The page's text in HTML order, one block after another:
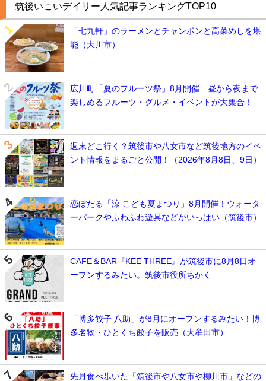
筑後いこいデイリー人気記事ランキングTOP10
「七九軒」のラーメンとチャンポンと高菜めしを堪
能（大川市）
広川町「夏のフルーツ祭」8月開催 昼から夜まで
楽しめるフルーツ・グルメ・イベントが大集合！
週末どこ行く？筑後市や八女市など筑後地方のイベ
ント情報をまるごと公開！（2026年8月8日、9日）
恋ぼたる「涼 こども夏まつり」8月開催！ウォータ
ーパークやふわふわ遊具などがいっぱい（筑後市）
CAFE＆BAR『KEE THREE』が筑後市に8月8日オ
ープンするみたい。筑後市役所ちかく
「博多餃子 八助」が8月にオープンするみたい！博
多名物・ひとくち餃子を販売（大牟田市）
先月食べ歩いた「筑後市や八女市や柳川市」などの